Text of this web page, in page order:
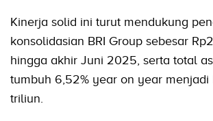
Kinerja solid ini turut mendukung
konsolidasian BRI Group sebesar
hingga akhir Juni 2025, serta total
tumbuh 6,52% year on year menjadi
triliun.